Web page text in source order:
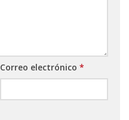
Correo electrónico *